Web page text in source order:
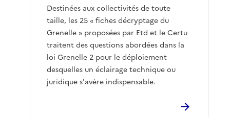
Destinées aux collectivités de toute
taille, les 25 « fiches décryptage du
Grenelle » proposées par Etd et le Certu
traitent des questions abordées dans la
loi Grenelle 2 pour le déploiement
desquelles un éclairage technique ou
juridique s'avère indispensable.